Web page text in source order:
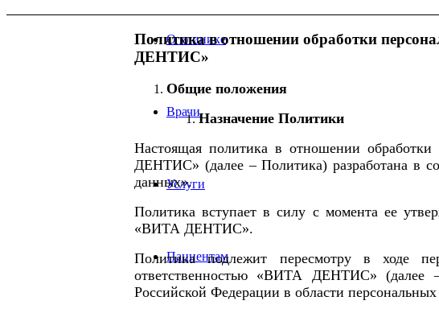
О клинике
Врачи
Услуги
Пациентам
Политика в отношении обработки
ДЕНТИС»
Общие положения
Назначение Политики
Настоящая политика в отношении
ДЕНТИС» (далее – Политика) разработана в
данных».
Политика вступает в силу с момента ее
«ВИТА ДЕНТИС».
Политика подлежит пересмотру в ходе
ответственностью «ВИТА ДЕНТИС»
Российской Федерации в области